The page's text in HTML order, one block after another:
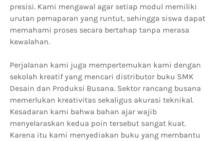
presisi. Kami mengawal agar setiap modul memiliki
urutan pemaparan yang runtut, sehingga siswa dapat
memahami proses secara bertahap tanpa merasa
kewalahan.
Perjalanan kami juga mempertemukan kami dengan
sekolah kreatif yang mencari distributor buku SMK
Desain dan Produksi Busana. Sektor rancang busana
memerlukan kreativitas sekaligus akurasi teknikal.
Kesadaran kami bahwa bahan ajar wajib
menyelaraskan kedua poin tersebut sangat kuat.
Karena itu kami menyediakan buku yang membantu